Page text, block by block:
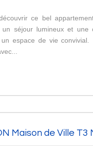
ce bel
un séjour lumineux et une
espace de vie
Maison de Ville T3